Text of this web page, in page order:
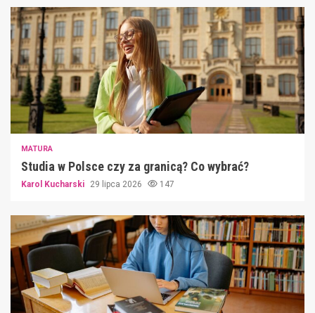
MATURA
Studia w Polsce czy za granicą? Co wybrać?
Karol Kucharski 29 lipca 2026 147